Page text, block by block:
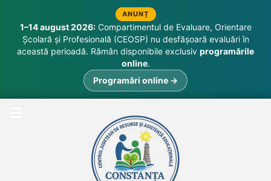
ANUNȚ
1–14 august 2026:Compartimentul de Evaluare, Orientare
Școlară și Profesională (CEOSP) nu desfășoară evaluări în
această perioadă. Rămân disponibile exclusiv programările
online.
Programări online →